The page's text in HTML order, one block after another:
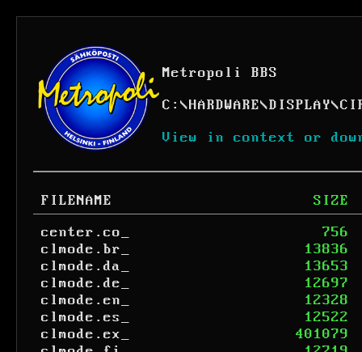
Metropoli BBS
C: \HARDWARE\DISPLAY\
View in context or
FILENAME
SIZE
center.co_
756
clmode.br_
13836
clmode.da_
13653
clmode.de_
12697
clmode.en_
12328
clmode.es_
12522
clmode.ex_
401079